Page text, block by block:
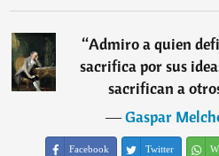
“Admiro a quien
sacrifica por sus
sacrifican a
―Gaspar
Facebook Twitter